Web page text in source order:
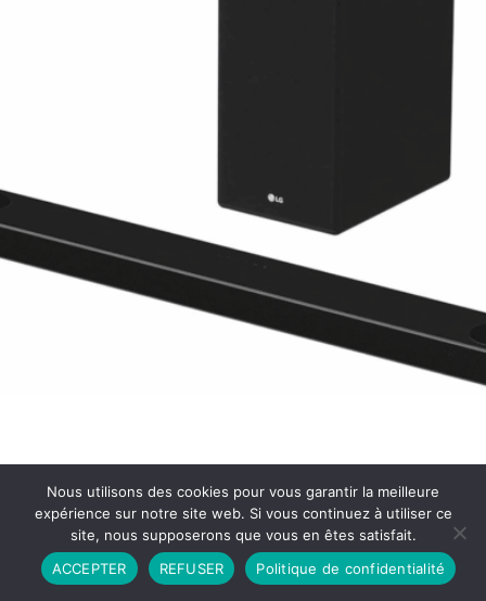
Partenariat Contact
Politique de Confidentialité
CGU
Copyright © 2026 - Propulsé par DIEUDUDIABLE
Nous utilisons des cookies pour vous garantir la meilleure
expérience sur notre site web. Si vous continuez à utiliser ce
site, nous supposerons que vous en êtes satisfait.
ACCEPTER
REFUSER Politique de confidentialité